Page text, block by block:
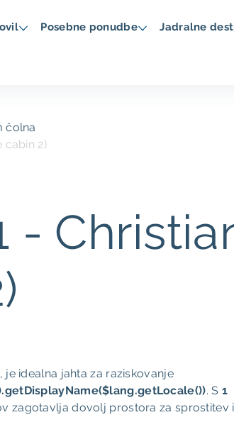
Posebne ponudbe Jadralne
čolna
cabin 2)
-
, je idealna jahta za raziskovanje
. S 1
zagotavlja dovolj prostora za sprostitev